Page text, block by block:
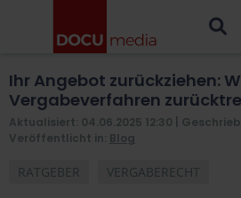
AUFTRÄGE NACH
AUFTRÄGE
SERVICES UND
Ihr Angebot zurückziehen:
Vergabeverfahren
Aktualisiert: 04.06.2025 12:30
|
Veröffentlicht in: Blog
RATGEBER VERGABERECHT